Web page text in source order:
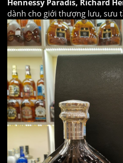
Hennessy Paradis, Richard
dành cho giới thượng lưu, sưu